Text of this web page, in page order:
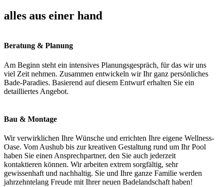
alles aus einer hand
Beratung & Planung
Am Beginn steht ein intensives Planungsgespräch, für das wir uns
viel Zeit nehmen. Zusammen entwickeln wir Ihr ganz persönliches
Bade-Paradies. Basierend auf diesem Entwurf erhalten Sie ein
detailliertes Angebot.
Bau & Montage
Wir verwirklichen Ihre Wünsche und errichten Ihre eigene Wellness-
Oase. Vom Aushub bis zur kreativen Gestaltung rund um Ihr Pool
haben Sie einen Ansprechpartner, den Sie auch jederzeit
kontaktieren können. Wir arbeiten extrem sorgfältig, sehr
gewissenhaft und nachhaltig. Sie und Ihre ganze Familie werden
jahrzehntelang Freude mit Ihrer neuen Badelandschaft haben!